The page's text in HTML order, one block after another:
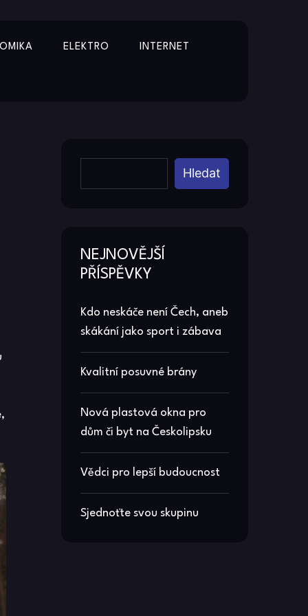
ELEKTRO INTERNET
Hledat
NEJNOVĚJŠÍ
PŘÍSPĚVKY
Kdo neskáče není Čech, aneb
skákání jako sport i zábava
Kvalitní posuvné brány
Nová plastová okna pro
dům či byt na Českolipsku
Vědci pro lepší budoucnost
Sjednoťte svou skupinu